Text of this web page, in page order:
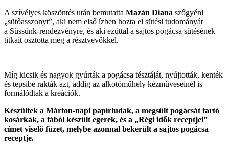
A szívélyes köszöntés után bemutatta Mazán Diana szőgyéni
„sütőasszonyt”, aki nem első ízben hozta el sütési tudományát
a Süssünk-rendezvényre, és aki ezúttal a sajtos pogácsa sütésének
titkait osztotta meg a résztvevőkkel.
Míg kicsik és nagyok gyúrták a pogácsa tésztáját, nyújtották, kenték
és tepsibe rakták azt, addig az alkotóműhely kézműveseinél is
formálódtak a kreációk.
Készültek a Márton-napi papírludak, a megsült pogácsát tartó
kosárkák, a fából készült egerek, és a „Régi idők receptjei”
címet viselő füzet, melybe azonnal bekerült a sajtos pogácsa
receptje.